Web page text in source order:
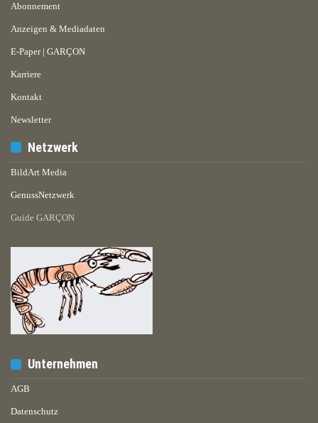
Abonnement
Anzeigen & Mediadaten
E-Paper | GARÇON
Karriere
Kontakt
Newsletter
Netzwerk
BildArt Media
GenussNetzwerk
Guide GARÇON
Unternehmen
AGB
Datenschutz